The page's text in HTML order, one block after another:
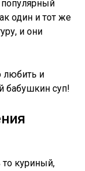
популярный
один и тот же
и они
любить и
бабушкин суп!
то куриный,